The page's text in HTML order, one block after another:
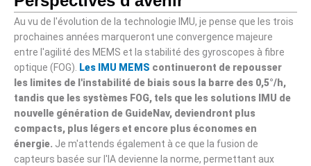
Au vu de l'évolution de la technologie IMU, je pense que les trois
prochaines années marqueront une convergence majeure
entre l'agilité des MEMS et la stabilité des gyroscopes à fibre
optique (FOG). Les IMU MEMS continueront de repousser
les limites de l'instabilité de biais sous la barre des 0,5°/h,
tandis que les systèmes FOG, tels que les solutions IMU de
nouvelle génération de GuideNav, deviendront plus
compacts, plus légers et encore plus économes en
énergie. Je m'attends également à ce que la fusion de
capteurs basée sur l'IA devienne la norme, permettant aux